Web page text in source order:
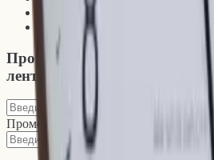
Правовая информация
Промокоды, новинки и то,
ленту
Промокоды, новинки и то, что не